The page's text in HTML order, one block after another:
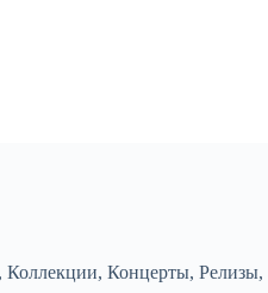
, Коллекции, Концерты, Релизы,